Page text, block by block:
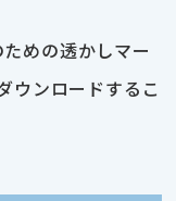
めの透かしマー
ウンロードするこ